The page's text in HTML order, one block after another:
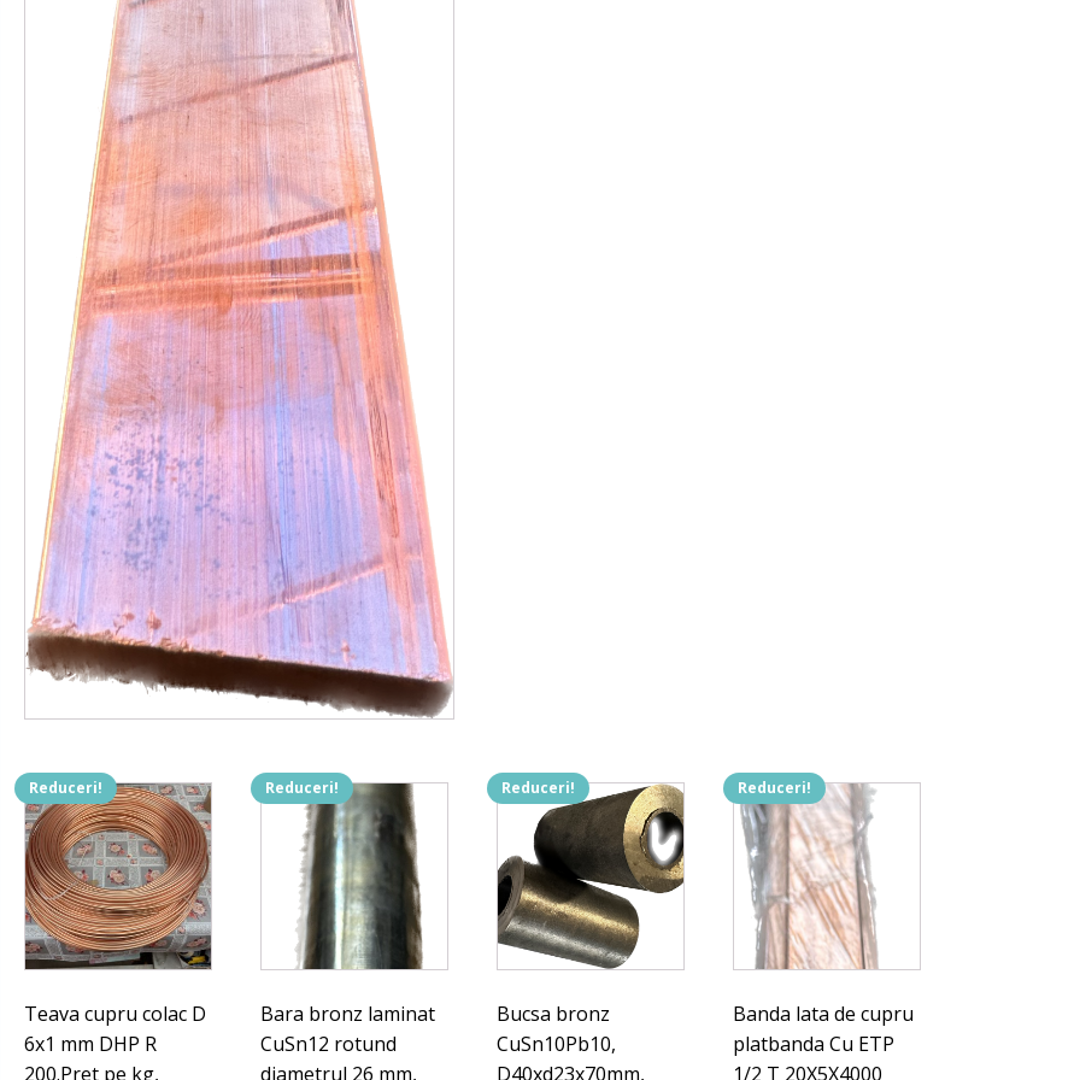
Reduceri!
Teava cupru colac D
6x1 mm DHP R
200.Pret pe kg,
Reduceri!
Bara bronz laminat
CuSn12 rotund
diametrul 26 mm,
Reduceri!
Bucsa bronz
CuSn10Pb10,
D40xd23x70mm,
Reduceri!
Banda lata de cupru
platbanda Cu ETP
1/2 T 20X5X4000